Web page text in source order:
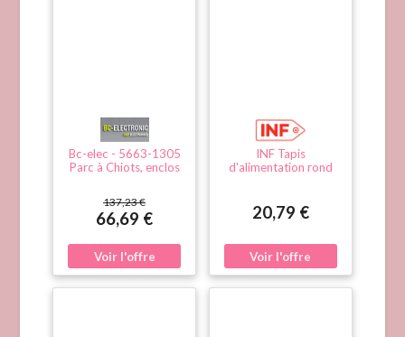
Bc-elec - 5663-1305
Parc à Chiots, enclos
80x80, modulable
137,23 €
66,69 €
INF Tapis
d'alimentation rond
Plateau étanche et
antidérapant Le noir
20,79 €